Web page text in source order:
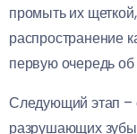
промыть их
распространение
первую очередь об
Следующий этап –
разрушающих